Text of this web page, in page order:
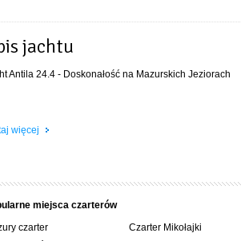
jachtu
Antila 24.4 - Doskonałość na Mazurskich Jeziorach
Łącząc zaawansowaną technologię
Projekt i Łatwa Obsługa
24.4 wyróżnia się prostotą obsługi dzięki
więcej
miejsca czarterów
czarter
Czarter Mikołajki